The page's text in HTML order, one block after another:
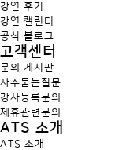
강연 후기
강연 캘린더
공식 블로그
고객센터
문의 게시판
자주묻는질문
강사등록문의
제휴관련문의
ATS 소개
ATS 소개